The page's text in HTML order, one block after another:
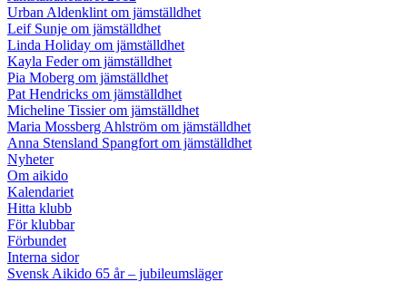
Urban Aldenklint om jämställdhet
Leif Sunje om jämställdhet
Linda Holiday om jämställdhet
Kayla Feder om jämställdhet
Pia Moberg om jämställdhet
Pat Hendricks om jämställdhet
Micheline Tissier om jämställdhet
Maria Mossberg Ahlström om jämställdhet
Anna Stensland Spangfort om jämställdhet
Nyheter
Om aikido
Kalendariet
Hitta klubb
För klubbar
Förbundet
Interna sidor
Svensk Aikido 65 år – jubileumsläger